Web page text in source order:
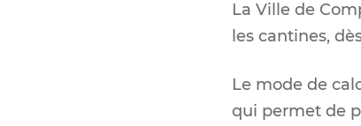
La Ville de
les cantines,
Le mode de
qui permet de